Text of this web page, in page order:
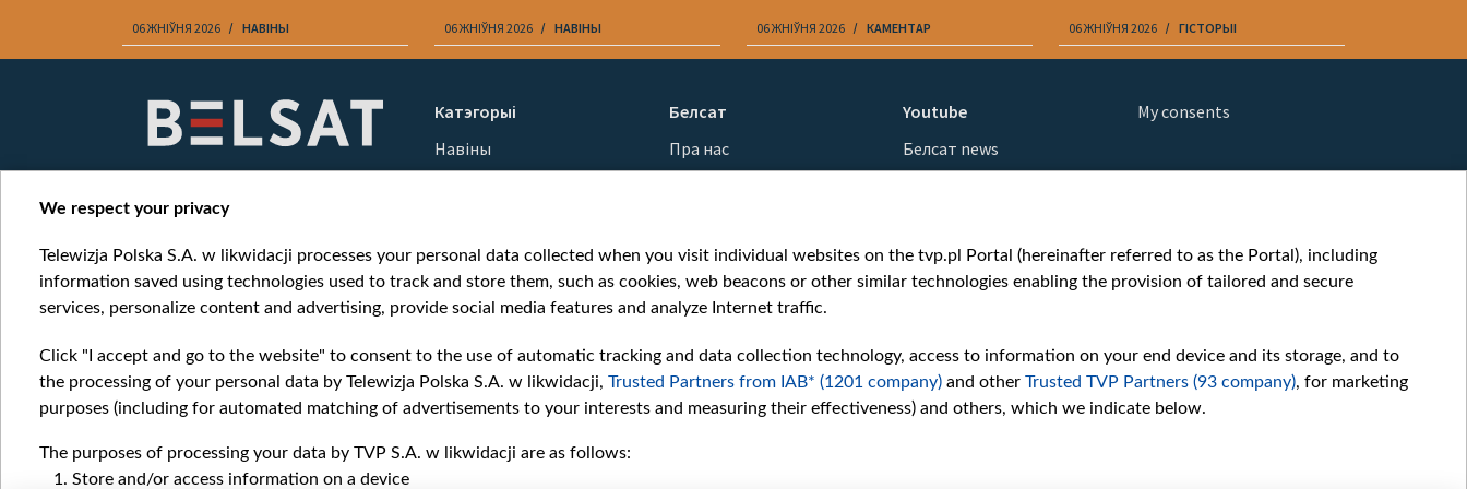
06 ЖНІЎНЯ 2026 НАВІНЫ 06 ЖНІЎНЯ 2026 НАВІНЫ 06 ЖНІЎНЯ 2026 КАМЕНТАР 06 ЖНІЎНЯ 2026 ГІСТОРЫІ
Катэгорыі
Навіны
Вайна
Белсат
Пра нас
Кантакты
Як нас глядзець
Узнагароды
Міжнародная супраца
Ціск з боку ўладаў
Беларусі
Як нас падтрымаць
Youtube
Белсат news
Белсат Shorts
Belsat English
Biełsat PL
Белсат History
Белсат Music
Белсат Doc
My consents
We respect your privacy
Telewizja Polska S.A. w likwidacji processes your personal data collected when you visit individual websites on the tvp.pl Portal (hereinafter referred to as the Portal), including
information saved using technologies used to track and store them, such as cookies, web beacons or other similar technologies enabling the provision of tailored and secure
services, personalize content and advertising, provide social media features and analyze Internet traffic.
Click "I accept and go to the website" to consent to the use of automatic tracking and data collection technology, access to information on your end device and its storage, and to
the processing of your personal data by Telewizja Polska S.A. w likwidacji, Trusted Partners from IAB* (1201 company) and other Trusted TVP Partners (93 company), for marketing
purposes (including for automated matching of advertisements to your interests and measuring their effectiveness) and others, which we indicate below.
The purposes of processing your data by TVP S.A. w likwidacji are as follows:
Store and/or access information on a device